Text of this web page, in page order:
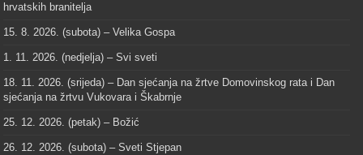
hrvatskih branitelja
15. 8. 2026. (subota) – Velika Gospa
1. 11. 2026. (nedjelja) – Svi sveti
18. 11. 2026. (srijeda) – Dan sjećanja na žrtve Domovinskog rata i Dan
sjećanja na žrtvu Vukovara i Škabrnje
25. 12. 2026. (petak) – Božić
26. 12. 2026. (subota) – Sveti Stjepan